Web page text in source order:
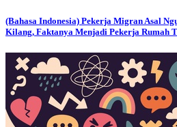
(Bahasa Indonesia) Pekerja Migran Asal
Kilang, Faktanya Menjadi Pekerja Rumah